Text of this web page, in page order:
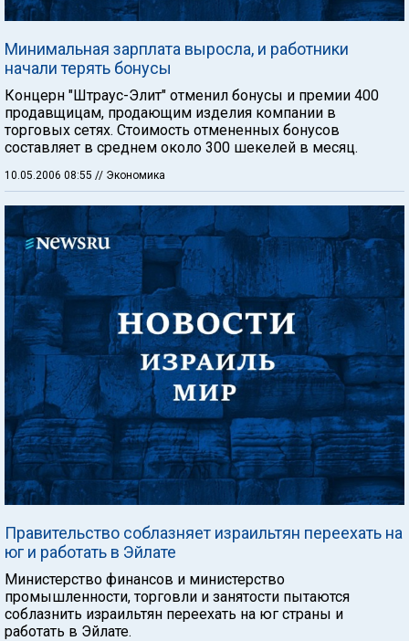
Минимальная зарплата выросла, и работники
начали терять бонусы
Концерн "Штраус-Элит" отменил бонусы и премии 400
продавщицам, продающим изделия компании в
торговых сетях. Стоимость отмененных бонусов
составляет в среднем около 300 шекелей в месяц.
10.05.2006 08:55 // Экономика
Правительство соблазняет израильтян переехать на
юг и работать в Эйлате
Министерство финансов и министерство
промышленности, торговли и занятости пытаются
соблазнить израильтян переехать на юг страны и
работать в Эйлате.